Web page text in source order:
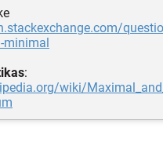
minimal
:
wiki/